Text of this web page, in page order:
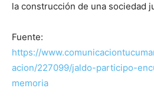
la construcción de una sociedad
Fuente:
https://
acion/227099/jaldo-participo-
memoria